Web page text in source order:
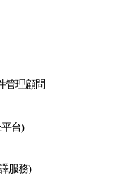
管理顧問
台)
服務)